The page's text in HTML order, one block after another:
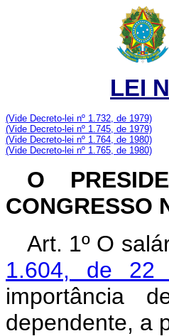
LEI
(Vide Decreto-lei nº 1.732, de 1979)
(Vide Decreto-lei nº 1.745, de 1979)
(Vide Decreto-lei nº 1.764, de 1980)
(Vide Decreto-lei nº 1.765, de 1980)
O
CONGRESSO
Art. 1º O
1.604, de 22
importância
dependente, a